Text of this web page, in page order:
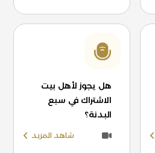
هل يجوز لأهل بيت
الاشتراك في سبع
البدنة؟
شاهد المزيد